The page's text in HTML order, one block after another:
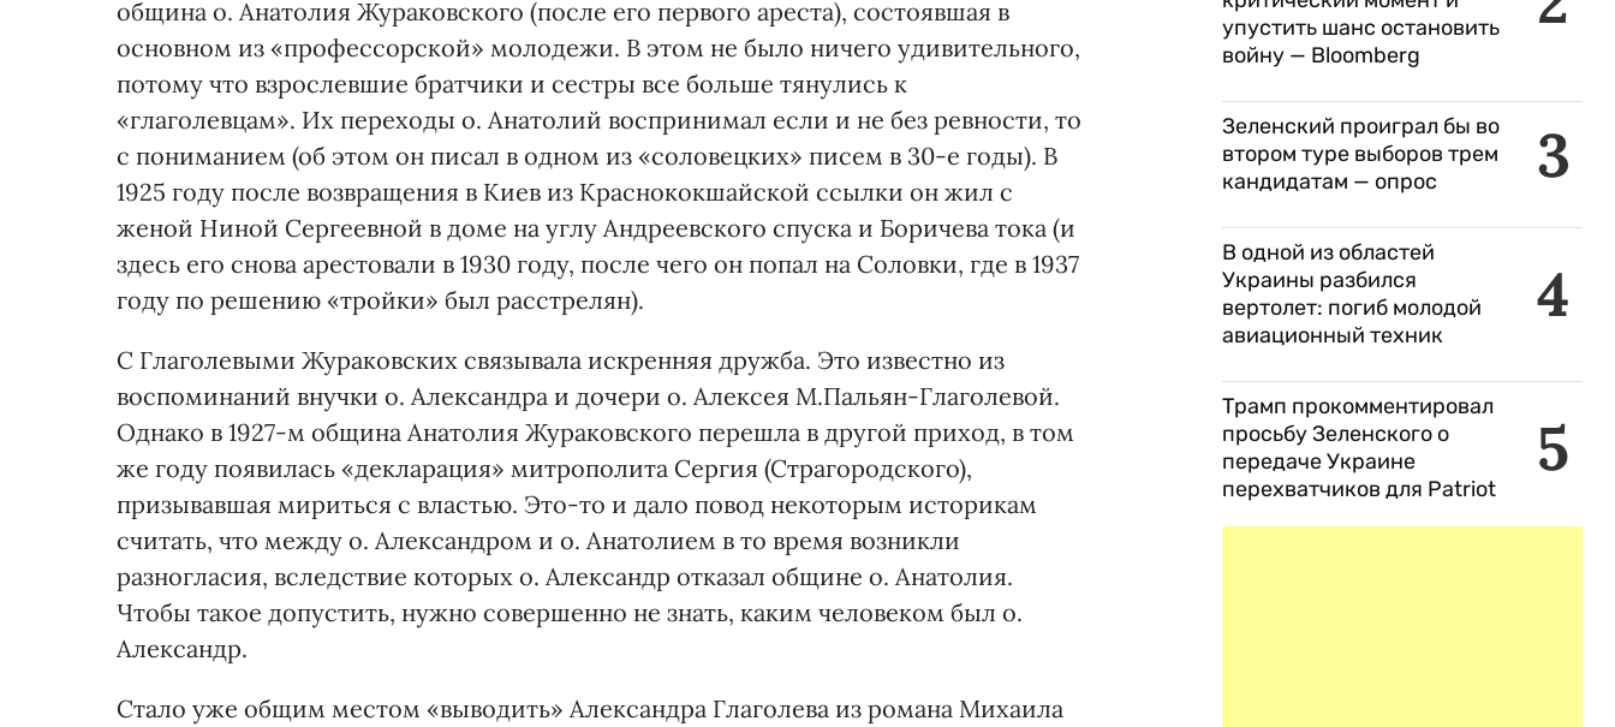
община о. Анатолия Жураковского (после его первого ареста), состоявшая в
основном из «профессорской» молодежи. В этом не было ничего удивительного,
потому что взрослевшие братчики и сестры все больше тянулись к
«глаголевцам». Их переходы о. Анатолий воспринимал если и не без ревности, то
с пониманием (об этом он писал в одном из «соловецких» писем в 30-е годы). В
1925 году после возвращения в Киев из Краснококшайской ссылки он жил с
женой Ниной Сергеевной в доме на углу Андреевского спуска и Боричева тока (и
здесь его снова арестовали в 1930 году, после чего он попал на Соловки, где в 1937
году по решению «тройки» был расстрелян).
С Глаголевыми Жураковских связывала искренняя дружба. Это известно из
воспоминаний внучки о. Александра и дочери о. Алексея М.Пальян-Глаголевой.
Однако в 1927-м община Анатолия Жураковского перешла в другой приход, в том
же году появилась «декларация» митрополита Сергия (Страгородского),
призывавшая мириться с властью. Это-то и дало повод некоторым историкам
считать, что между о. Александром и о. Анатолием в то время возникли
разногласия, вследствие которых о. Александр отказал общине о. Анатолия.
Чтобы такое допустить, нужно совершенно не знать, каким человеком был о.
Александр.
Стало уже общим местом «выводить» Александра Глаголева из романа Михаила
упустить шанс остановить
войну — Bloomberg
3
Зеленский проиграл бы во
втором туре выборов трем
кандидатам — опрос
4
В одной из областей
Украины разбился
вертолет: погиб молодой
авиационный техник
5
Трамп прокомментировал
просьбу Зеленского о
передаче Украине
перехватчиков для Patriot